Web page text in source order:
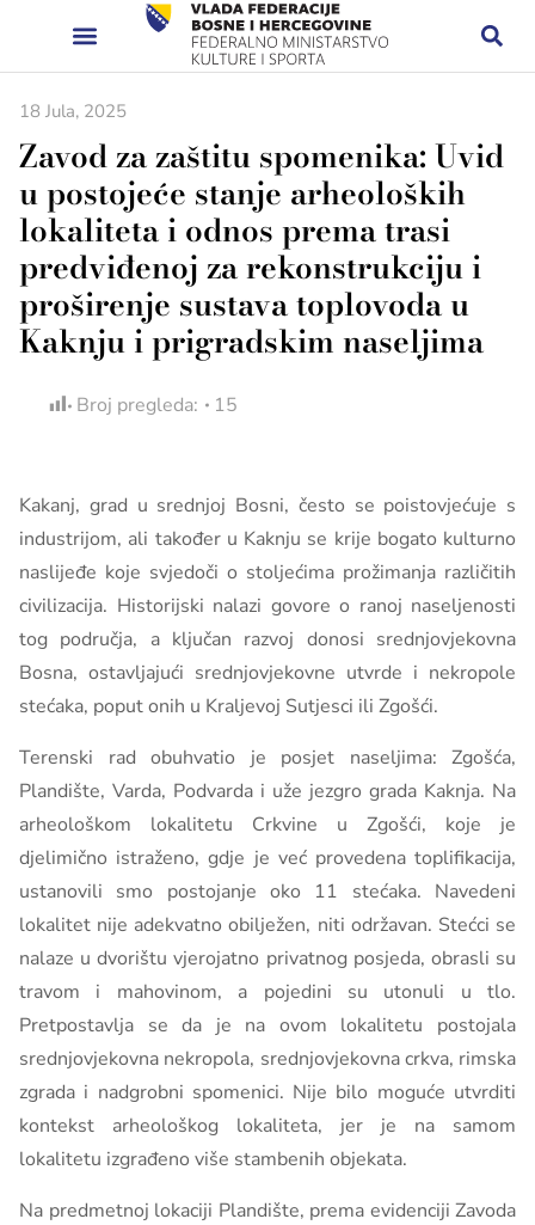
18 Jula, 2025
Zavod za zaštitu spomenika: Uvid
u postojeće stanje arheoloških
lokaliteta i odnos prema trasi
predviđenoj za rekonstrukciju i
proširenje sustava toplovoda u
Kaknju i prigradskim naseljima
Broj pregleda: 15
Kakanj, grad u srednjoj Bosni, često se poistovjećuje s
industrijom, ali također u Kaknju se krije bogato kulturno
naslijeđe koje svjedoči o stoljećima prožimanja različitih
civilizacija. Historijski nalazi govore o ranoj naseljenosti
tog područja, a ključan razvoj donosi srednjovjekovna
Bosna, ostavljajući srednjovjekovne utvrde i nekropole
stećaka, poput onih u Kraljevoj Sutjesci ili Zgošći.
Terenski rad obuhvatio je posjet naseljima: Zgošća,
Plandište, Varda, Podvarda i uže jezgro grada Kaknja. Na
arheološkom lokalitetu Crkvine u Zgošći, koje je
djelimično istraženo, gdje je već provedena toplifikacija,
ustanovili smo postojanje oko 11 stećaka. Navedeni
lokalitet nije adekvatno obilježen, niti održavan. Stećci se
nalaze u dvorištu vjerojatno privatnog posjeda, obrasli su
travom i mahovinom, a pojedini su utonuli u tlo.
Pretpostavlja se da je na ovom lokalitetu postojala
srednjovjekovna nekropola, srednjovjekovna crkva, rimska
zgrada i nadgrobni spomenici. Nije bilo moguće utvrditi
kontekst arheološkog lokaliteta, jer je na samom
lokalitetu izgrađeno više stambenih objekata.
Na predmetnoj lokaciji Plandište, prema evidenciji Zavoda